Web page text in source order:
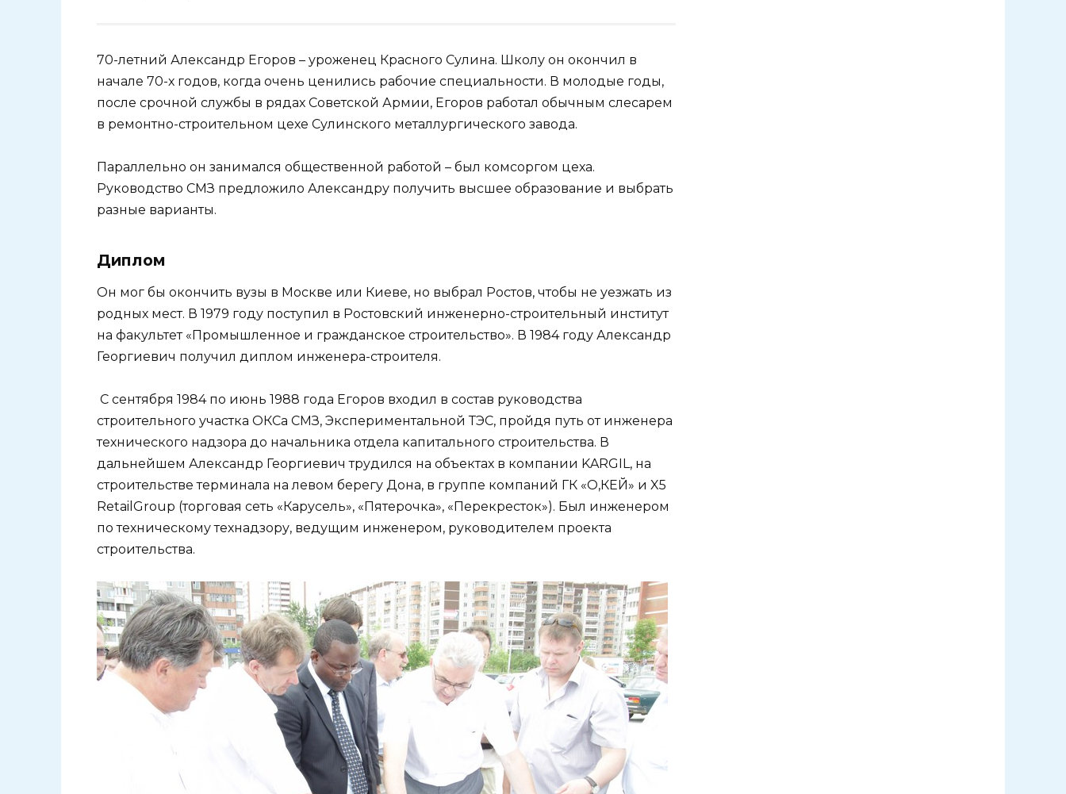
70-летний Александр Егоров – уроженец Красного Сулина. Школу он окончил в
начале 70-х годов, когда очень ценились рабочие специальности. В молодые годы,
после срочной службы в рядах Советской Армии, Егоров работал обычным слесарем
в ремонтно-строительном цехе Сулинского металлургического завода.
Параллельно он занимался общественной работой – был комсоргом цеха.
Руководство СМЗ предложило Александру получить высшее образование и выбрать
разные варианты.
Диплом
Он мог бы окончить вузы в Москве или Киеве, но выбрал Ростов, чтобы не уезжать из
родных мест. В 1979 году поступил в Ростовский инженерно-строительный институт
на факультет «Промышленное и гражданское строительство». В 1984 году Александр
Георгиевич получил диплом инженера-строителя.
С сентября 1984 по июнь 1988 года Егоров входил в состав руководства
строительного участка ОКСа СМЗ, Экспериментальной ТЭС, пройдя путь от инженера
технического надзора до начальника отдела капитального строительства. В
дальнейшем Александр Георгиевич трудился на объектах в компании KARGIL, на
строительстве терминала на левом берегу Дона, в группе компаний ГК «О,КЕЙ» и X5
RetailGroup (торговая сеть «Карусель», «Пятерочка», «Перекресток»). Был инженером
по техническому технадзору, ведущим инженером, руководителем проекта
строительства.